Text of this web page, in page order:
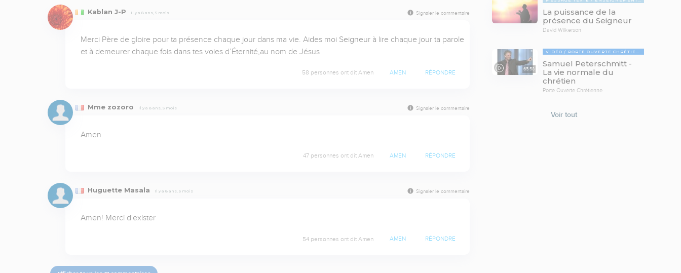
Kablan J-P Il y a 8 ans, 5 mois Signaler le commentaire
Merci Père de gloire pour ta présence chaque jour dans ma vie. Aides moi Seigneur à lire chaque jour ta parole
et à demeurer chaque fois dans tes voies d’Éternité,au nom de Jésus
58 personnes ont dit Amen AMEN RÉPONDRE
Mme zozoro Il y a 8 ans, 5 mois Signaler le commentaire
Amen
47 personnes ont dit Amen AMEN RÉPONDRE
Huguette Masala Il y a 8 ans, 5 mois Signaler le commentaire
Amen! Merci d'exister
54 personnes ont dit Amen AMEN RÉPONDRE
La puissance de la
présence du Seigneur
David Wilkerson
65:58
VIDÉO PORTE OUVERTE CHRÉTIENNE
Samuel Peterschmitt -
La vie normale du
chrétien
Porte Ouverte Chrétienne
Voir tout